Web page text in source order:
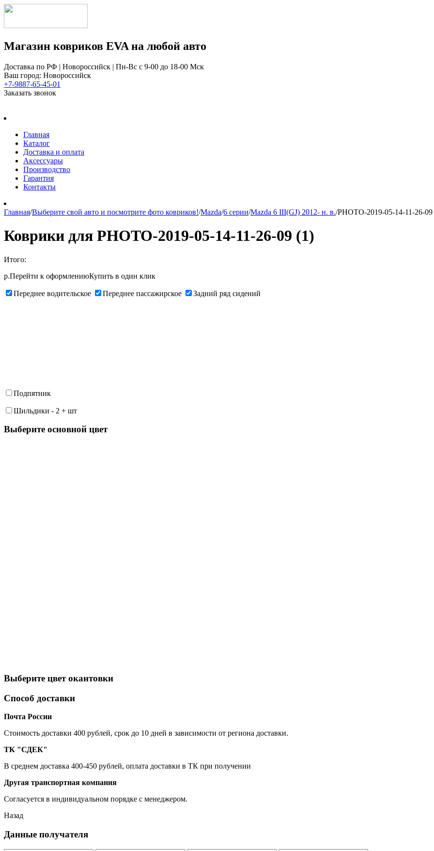
Магазин ковриков EVA ​на любой авто
Доставка по РФ | Новороссийск | Пн-Вс с 9-00 до 18-00 Мск
Ваш город: Новороссийск
+7-9887-65-45-01
Заказать звонок
Главная
Каталог
Доставка и оплата
Аксессуары
Производство
Гарантия
Контакты
Главная/Выберите свой авто и посмотрите фото ковриков!/Mazda/6 серии/Mazda 6 III(GJ) 2012- н. в./PHOTO-2019-05-14-11-26-09
Коврики для PHOTO-2019-05-14-11-26-09 (1)
Итого:
р.Перейти к оформлениюКупить в один клик
Переднее водительское Переднее пассажирское Задний ряд сидений
Подпятник
Шильдики - 2 + шт
Выберите oсновной цвет
Выберите цвет окантовки
Способ доставки
Почта России
Cтоимость доставки 400 рублей, срок до 10 дней в зависимости от региона доставки.
ТК "СДЕК"
В среднем доставка 400-450 рублей, оплата доставки в ТК при получении
Другая транспортная компания
Согласуется в индивидуальном порядке с менеджером.
Назад
Данные получателя